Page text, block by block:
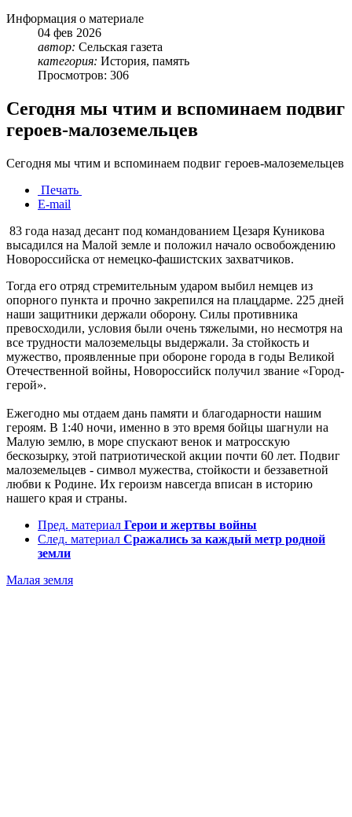
Информация о материале
04 фев 2026
автор: Сельская газета
категория: История, память
Просмотров: 306
Сегодня мы чтим и вспоминаем подвиг
героев-малоземельцев
Сегодня мы чтим и вспоминаем подвиг героев-малоземельцев
Печать
E-mail
83 года назад десант под командованием Цезаря Куникова
высадился на Малой земле и положил начало освобождению
Новороссийска от немецко-фашистских захватчиков.
Тогда его отряд стремительным ударом выбил немцев из
опорного пункта и прочно закрепился на плацдарме. 225 дней
наши защитники держали оборону. Силы противника
превосходили, условия были очень тяжелыми, но несмотря на
все трудности малоземельцы выдержали. За стойкость и
мужество, проявленные при обороне города в годы Великой
Отечественной войны, Новороссийск получил звание «Город-
герой».
Ежегодно мы отдаем дань памяти и благодарности нашим
героям. В 1:40 ночи, именно в это время бойцы шагнули на
Малую землю, в море спускают венок и матросскую
бескозырку, этой патриотической акции почти 60 лет. Подвиг
малоземельцев - символ мужества, стойкости и беззаветной
любви к Родине. Их героизм навсегда вписан в историю
нашего края и страны.
Пред. материал Герои и жертвы войны
След. материал Сражались за каждый метр родной
земли
Малая земля